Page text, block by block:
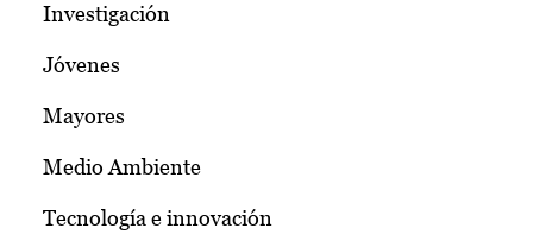
Investigación
Jóvenes
Mayores
Medio Ambiente
Tecnología e innovación